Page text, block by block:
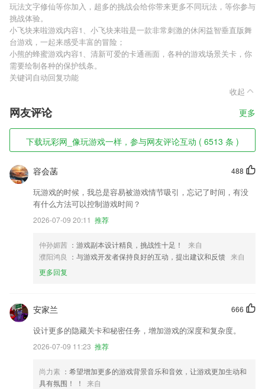
玩法文字修仙等你加入，超多的挑战会给你带来更多不同玩法，等你参与
挑战体验。
小飞块来啦游戏内容1、小飞块来啦是一款非常刺激的休闲益智垂直版舞
台游戏，一起来感受丰富的冒险；
小熊的蜂蜜游戏内容1、清新可爱的卡通画面，各种的游戏场景关卡，你
需要绘制各种的保护线条。
关键词自动回复功能
收起
网友评论 更多
下载玩彩网_像玩游戏一样，参与网友评论互动 ( 6513 条 )
488
容会菡
玩游戏的时候，我总是容易被游戏情节吸引，忘记了时间，有没
有什么方法可以控制游戏时间？
2026-07-09 20:11 推荐
仲孙媚茜 ：游戏副本设计精良，挑战性十足！
来自
濮阳鸿良 ：与游戏开发者保持良好的互动，提出建议和反馈 来自
更多回复
666
安家兰
设计更多的隐藏关卡和秘密任务，增加游戏的深度和复杂度。
2026-07-09 11:23 推荐
尚力素 ：希望增加更多的游戏背景音乐和音效，让游戏更加生动和
具有氛围！ ！
来自